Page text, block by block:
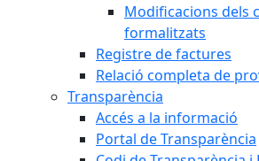
Modificacions dels
formalitzats
Registre de factures
Relació completa de
Transparència
Accés a la informació
Portal de Transparència